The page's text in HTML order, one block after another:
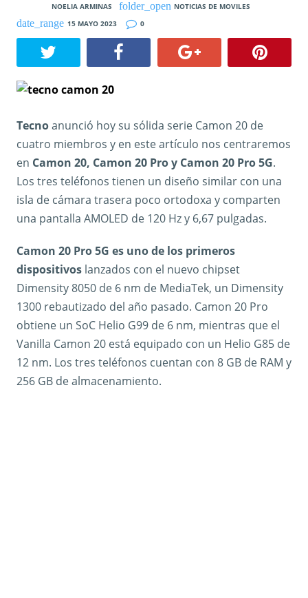
NOELIA ARMINAS
NOTICIAS DE MOVILES
15 MAYO 2023
0
Tecnoanunció hoy su sólida serie Camon 20 de
cuatro miembros y en este artículo nos centraremos
en Camon 20, Camon 20 Pro y Camon 20 Pro 5G.
Los tres teléfonos tienen un diseño similar con una
isla de cámara trasera poco ortodoxa y comparten
una pantalla AMOLED de 120 Hz y 6,67 pulgadas.
Camon 20 Pro 5G es uno de los primeros
dispositivos lanzados con el nuevo chipset
Dimensity 8050 de 6 nm de MediaTek, un Dimensity
1300 rebautizado del año pasado. Camon 20 Pro
obtiene un SoC Helio G99 de 6 nm, mientras que el
Vanilla Camon 20 está equipado con un Helio G85 de
12 nm. Los tres teléfonos cuentan con 8 GB de RAM y
256 GB de almacenamiento.